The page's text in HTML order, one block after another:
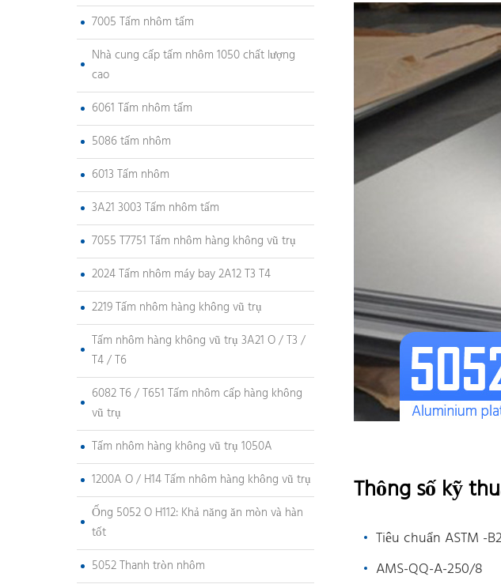
7005 Tấm nhôm tấm
Nhà cung cấp tấm nhôm 1050 chất lượng
cao
6061 Tấm nhôm tấm
5086 tấm nhôm
6013 Tấm nhôm
3A21 3003 Tấm nhôm tấm
7055 T7751 Tấm nhôm hàng không vũ trụ
2024 Tấm nhôm máy bay 2A12 T3 T4
2219 Tấm nhôm hàng không vũ trụ
Tấm nhôm hàng không vũ trụ 3A21 O / T3 /
T4 / T6
6082 T6 / T651 Tấm nhôm cấp hàng không
vũ trụ
Tấm nhôm hàng không vũ trụ 1050A
1200A O / H14 Tấm nhôm hàng không vũ trụ
Ống 5052 O H112: Khả năng ăn mòn và hàn
tốt
5052 Thanh tròn nhôm
Thông số kỹ
Tiêu chuẩn ASTM -
AMS-QQ-A-250/8